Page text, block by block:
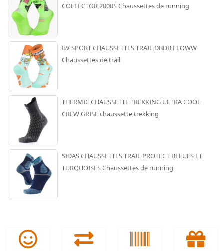
COLLECTOR 2000S Chaussettes de running
BV SPORT CHAUSSETTES TRAIL DBDB FLOWW
Chaussettes de trail
THERMIC CHAUSSETTE TREKKING ULTRA COOL
CREW GRISE chaussette trekking
SIDAS CHAUSSETTES TRAIL PROTECT BLEUES ET
TURQUOISES Chaussettes de running